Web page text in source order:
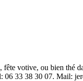
votive, ou bien thé
06 33 38 30 07. Mail: